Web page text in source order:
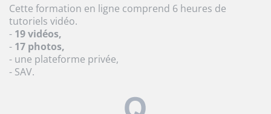
Cette formation en ligne comprend 6 heures de
tutoriels vidéo.
- 19 vidéos,
- 17 photos,
- une plateforme privée,
- SAV.